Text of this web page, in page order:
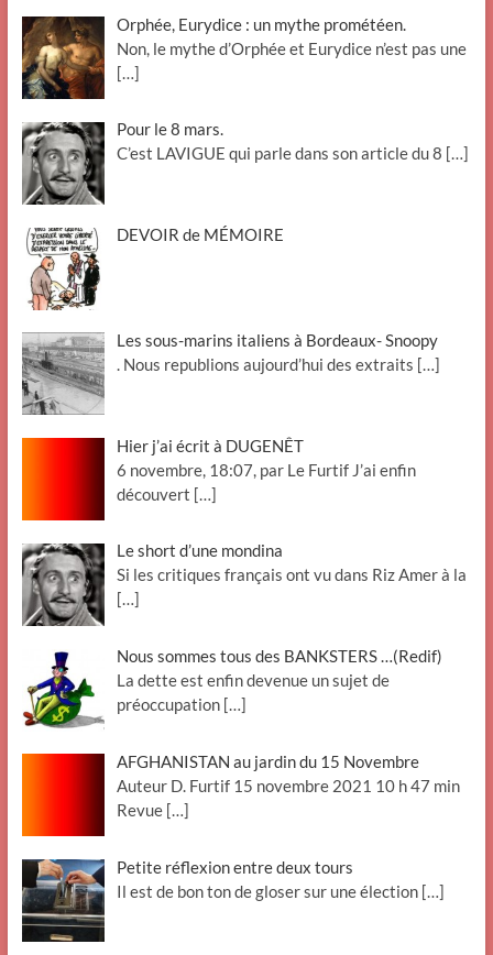
Orphée, Eurydice : un mythe prométéen.
Non, le mythe d’Orphée et Eurydice n’est pas une
[…]
Pour le 8 mars.
C’est LAVIGUE qui parle dans son article du 8 […]
DEVOIR de MÉMOIRE
Les sous-marins italiens à Bordeaux- Snoopy
. Nous republions aujourd’hui des extraits […]
Hier j’ai écrit à DUGENÊT
6 novembre, 18:07, par Le Furtif J’ai enfin
découvert […]
Le short d’une mondina
Si les critiques français ont vu dans Riz Amer à la
[…]
Nous sommes tous des BANKSTERS …(Redif)
La dette est enfin devenue un sujet de
préoccupation […]
AFGHANISTAN au jardin du 15 Novembre
Auteur D. Furtif 15 novembre 2021 10 h 47 min
Revue […]
Petite réflexion entre deux tours
Il est de bon ton de gloser sur une élection […]